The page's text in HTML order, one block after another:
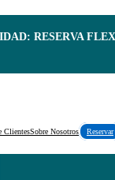
RESERVA
ClientesSobre Nosotros Reservar